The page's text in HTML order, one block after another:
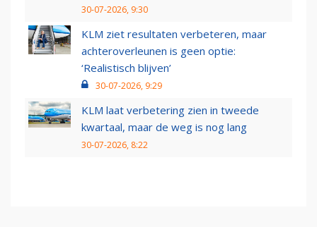
30-07-2026, 9:30
KLM ziet resultaten verbeteren, maar
achteroverleunen is geen optie:
‘Realistisch blijven’
30-07-2026, 9:29
KLM laat verbetering zien in tweede
kwartaal, maar de weg is nog lang
30-07-2026, 8:22